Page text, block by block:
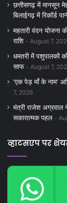
छत्तीसगढ़ में मानसून
बिलाईगढ़ में रिकॉर्ड
महतारी वंदन योजना
राशि
August 7,
धमतरी में पशुपालकों
साफ
August 7,
‘एक पेड़ माँ के नाम’
7, 2026
मंत्री राजेश अग्रवाल
सकारात्मक पहल
व्हाटसएप पर